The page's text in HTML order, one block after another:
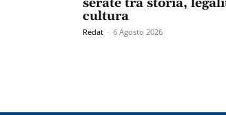
serate tra storia,
cultura
Redat - 6 Agosto 2026